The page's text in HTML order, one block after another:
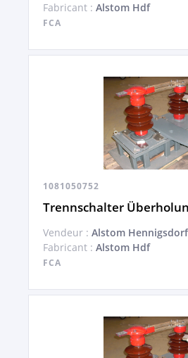
Fabricant : Alstom Hdf
FCA
1081050752
Trennschalter
Vendeur : Alstom Hennigsdorf
Fabricant : Alstom Hdf
FCA